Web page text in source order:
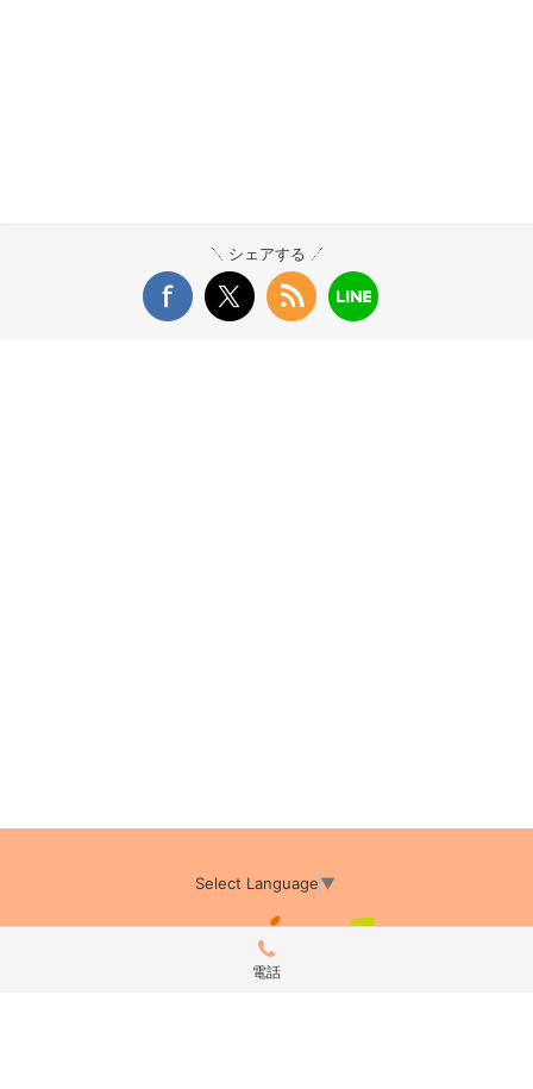
シェアする
Select Language▼
電話